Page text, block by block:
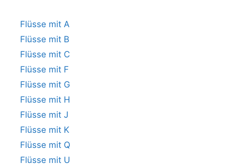
Flüsse mit A
Flüsse mit B
Flüsse mit C
Flüsse mit F
Flüsse mit G
Flüsse mit H
Flüsse mit J
Flüsse mit K
Flüsse mit Q
Flüsse mit U